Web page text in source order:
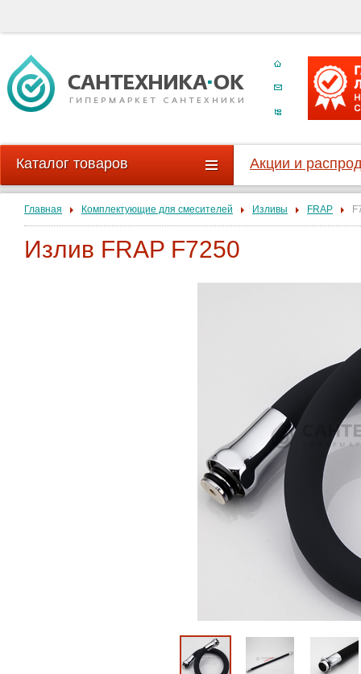
Каталог товаров Акции и
Главная Комплектующие для смесителей Изливы FRAP
Излив FRAP F7250